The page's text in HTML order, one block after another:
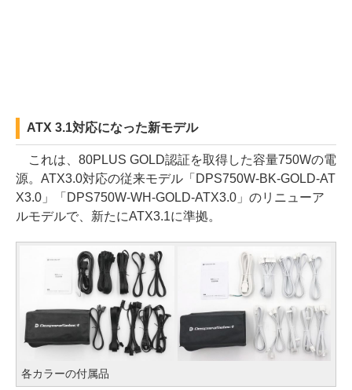
ATX 3.1対応になった新モデル
これは、80PLUS GOLD認証を取得した容量750Wの電
源。ATX3.0対応の従来モデル「DPS750W-BK-GOLD-AT
X3.0」「DPS750W-WH-GOLD-ATX3.0」のリニューア
ルモデルで、新たにATX3.1に準拠。
各カラーの付属品